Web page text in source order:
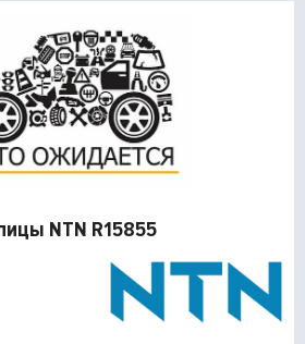
NTN R15855